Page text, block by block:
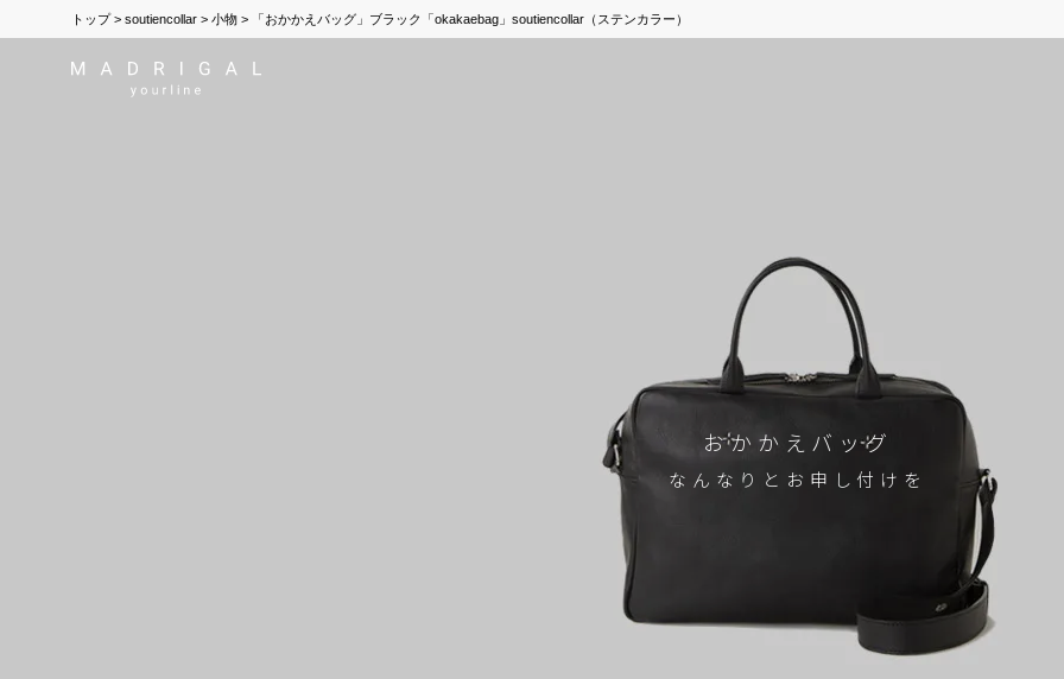
トップ soutiencollar 小物 「おかかえバッグ」ブラック「okakaebag」soutiencollar（ステンカラー）
おかかえバッグ
なんなりとお申し付けを